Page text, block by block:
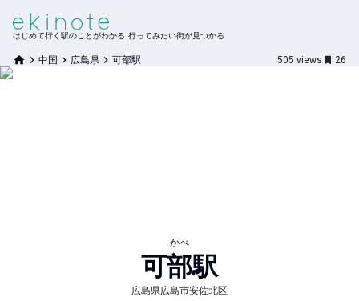
はじめて行く駅のことがわかる 行ってみたい街が見つかる
中国 広島県 可部駅 505 views 26
かべ
可部駅
広島県広島市安佐北区